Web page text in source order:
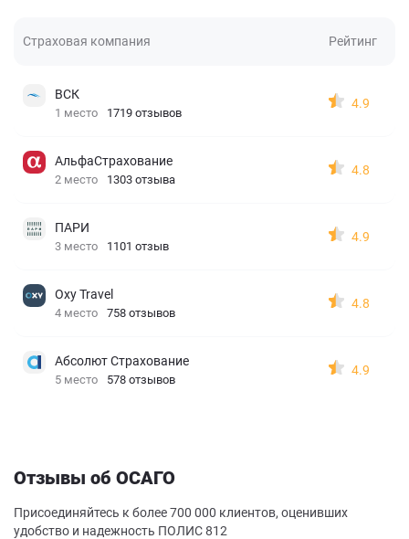
Страховая компания Рейтинг
ВСК
1 место 1719 отзывов
4.9
АльфаСтрахование
2 место 1303 отзыва
4.8
ПАРИ
3 место 1101 отзыв
4.9
Oxy Travel
4 место 758 отзывов
4.8
Абсолют Страхование
5 место 578 отзывов
4.9
Отзывы об ОСАГО
Присоединяйтесь к более 700 000 клиентов, оценивших
удобство и надежность ПОЛИС 812